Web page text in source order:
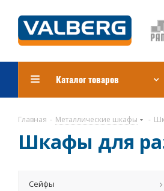
Каталог товаров
Главная - Металлические шкафы -
Шкафы для
Сейфы